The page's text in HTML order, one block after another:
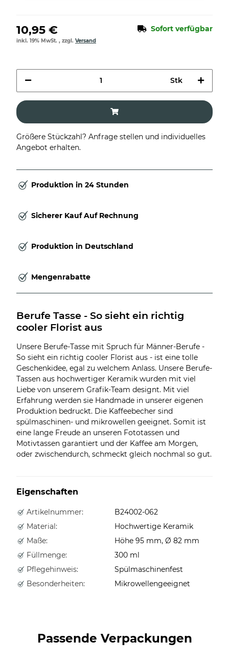
10,95 € Sofort verfügbar
inkl. 19% MwSt. , zzgl. Versand
Stk
Größere Stückzahl? Anfrage stellen und individuelles
Angebot erhalten.
Produktion in 24 Stunden
Sicherer Kauf Auf Rechnung
Produktion in Deutschland
Mengenrabatte
Berufe Tasse - So sieht ein richtig
cooler Florist aus
Unsere Berufe-Tasse mit Spruch für Männer-Berufe -
So sieht ein richtig cooler Florist aus - ist eine tolle
Geschenkidee, egal zu welchem Anlass. Unsere Berufe-
Tassen aus hochwertiger Keramik wurden mit viel
Liebe von unserem Grafik-Team designt. Mit viel
Erfahrung werden sie Handmade in unserer eigenen
Produktion bedruckt. Die Kaffeebecher sind
spülmaschinen- und mikrowellen geeignet. Somit ist
eine lange Freude an unseren Fototassen und
Motivtassen garantiert und der Kaffee am Morgen,
oder zwischendurch, schmeckt gleich nochmal so gut.
Eigenschaften
Artikelnummer:
B24002-062
Material:
Hochwertige Keramik
Maße:
Höhe 95 mm, Ø 82 mm
Füllmenge:
300 ml
Pflegehinweis:
Spülmaschinenfest
Besonderheiten:
Mikrowellengeeignet
Passende Verpackungen